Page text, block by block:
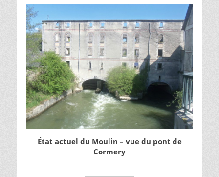
État actuel du Moulin – vue du pont de
Cormery